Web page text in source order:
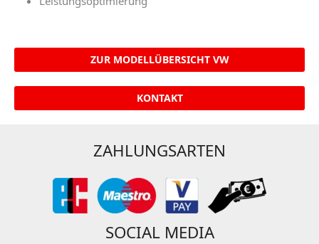
ZUR MODELLÜBERSICHT VW
KONTAKT
ZAHLUNGSARTEN
SOCIAL MEDIA